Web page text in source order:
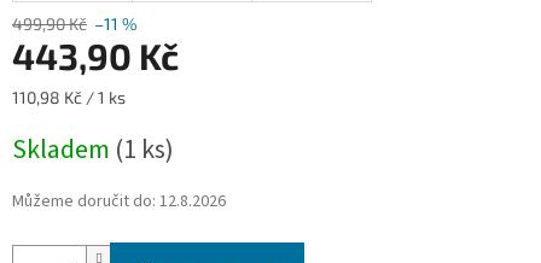
499,90 Kč –11 %
443,90 Kč
Měrná
110,98 Kč / 1 ks
Skladem (1 ks)
Můžeme doručit do: 12.8.2026